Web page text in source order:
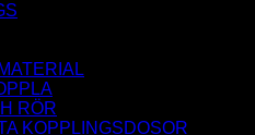
RÖR
KOPPLINGSDOSOR